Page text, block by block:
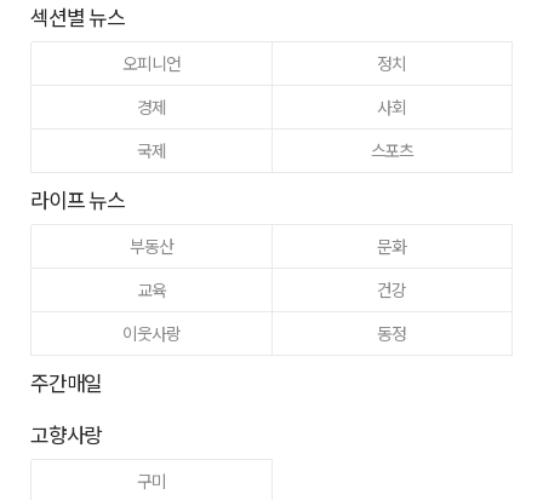
섹션별 뉴스
오피니언
정치
경제
사회
국제
스포츠
라이프 뉴스
부동산
문화
교육
건강
이웃사랑
동정
주간매일
고향사랑
구미